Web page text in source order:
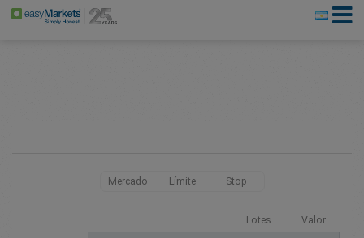
Mercado Límite Stop
Lotes Valor